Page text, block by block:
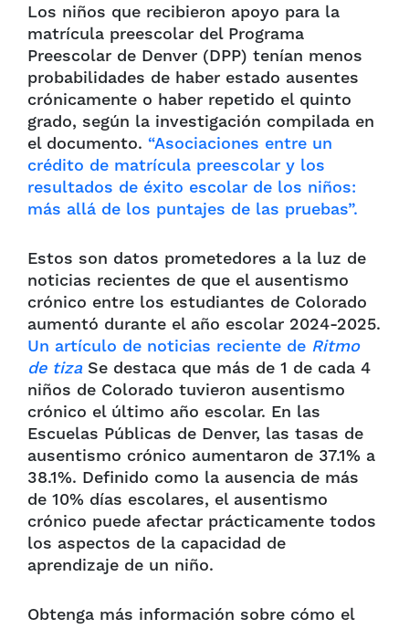
Los niños que recibieron apoyo para la
matrícula preescolar del Programa
Preescolar de Denver (DPP) tenían menos
probabilidades de haber estado ausentes
crónicamente o haber repetido el quinto
grado, según la investigación compilada en
el documento. “Asociaciones entre un
crédito de matrícula preescolar y los
resultados de éxito escolar de los niños:
más allá de los puntajes de las pruebas”.
Estos son datos prometedores a la luz de
noticias recientes de que el ausentismo
crónico entre los estudiantes de Colorado
aumentó durante el año escolar 2024-2025.
Un artículo de noticias reciente de Ritmo
de tizaSe destaca que más de 1 de cada 4
niños de Colorado tuvieron ausentismo
crónico el último año escolar. En las
Escuelas Públicas de Denver, las tasas de
ausentismo crónico aumentaron de 37.1% a
38.1%. Definido como la ausencia de más
de 10% días escolares, el ausentismo
crónico puede afectar prácticamente todos
los aspectos de la capacidad de
aprendizaje de un niño.
Obtenga más información sobre cómo el